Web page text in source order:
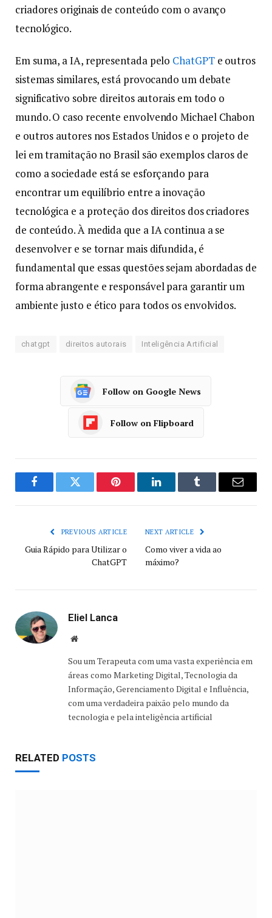
criadores originais de conteúdo com o avanço
tecnológico.
Em suma, a IA, representada pelo ChatGPTe outros
sistemas similares, está provocando um debate
significativo sobre direitos autorais em todo o
mundo. O caso recente envolvendo Michael Chabon
e outros autores nos Estados Unidos e o projeto de
lei em tramitação no Brasil são exemplos claros de
como a sociedade está se esforçando para
encontrar um equilíbrio entre a inovação
tecnológica e a proteção dos direitos dos criadores
de conteúdo. À medida que a IA continua a se
desenvolver e se tornar mais difundida, é
fundamental que essas questões sejam abordadas de
forma abrangente e responsável para garantir um
ambiente justo e ético para todos os envolvidos.
chatgpt direitos autorais Inteligência Artificial
Follow on Google News
Follow on Flipboard
FacebookTwitter Pinterest LinkedInTumblr Email
PREVIOUS ARTICLE
Guia Rápido para Utilizar o
ChatGPT
NEXT ARTICLE
Como viver a vida ao
máximo?
Eliel Lanca
Website
Sou um Terapeuta com uma vasta experiência em
áreas como Marketing Digital, Tecnologia da
Informação, Gerenciamento Digital e Influência,
com uma verdadeira paixão pelo mundo da
tecnologia e pela inteligência artificial
RELATED POSTS